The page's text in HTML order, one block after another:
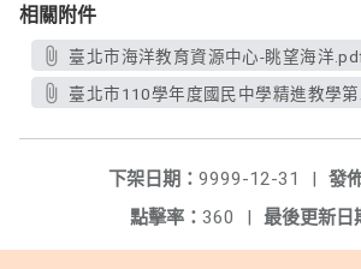
相關附件
臺北市海洋教育資源中心-眺望海洋
臺北市110學年度國民中學精進教學
發
下架日期： 9999-12-31
|
最後更新日
點擊率： 360 |